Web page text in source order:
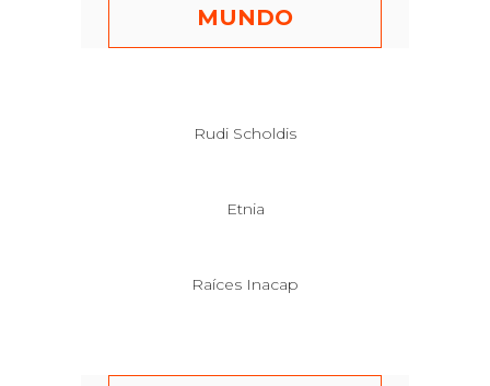
MUNDO
Rudi Scholdis
Etnia
Raíces Inacap